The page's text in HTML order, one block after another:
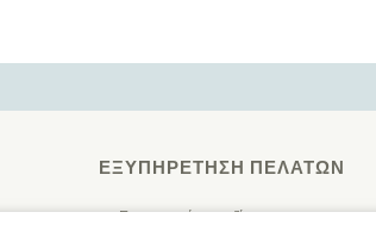
ΕΞΥΠΗΡΈΤΗΣΗ ΠΕΛΑΤΏΝ
Επικοινωνήστε μαζί μας